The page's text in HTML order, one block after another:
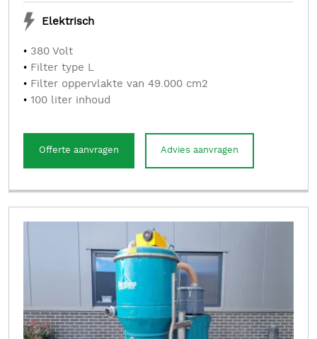
Elektrisch
380 Volt
Filter type L
Filter oppervlakte van 49.000 cm2
100 liter inhoud
Offerte aanvragen Advies aanvragen